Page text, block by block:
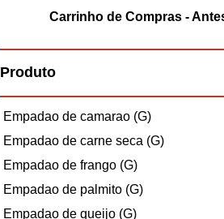
Carrinho de Compras -
Produto
Empadao de camarao (G)
Empadao de carne seca (G)
Empadao de frango (G)
Empadao de palmito (G)
Empadao de queijo (G)